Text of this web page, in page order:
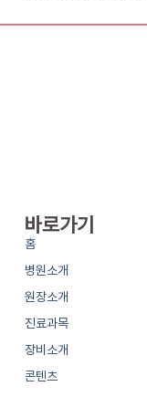
바로가기
홈
병원소개
원장소개
진료과목
장비소개
콘텐츠